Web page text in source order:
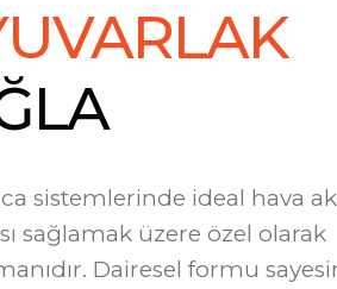
UVARLAK
LA
sistemlerinde ideal hava
sağlamak üzere özel olarak
Dairesel formu